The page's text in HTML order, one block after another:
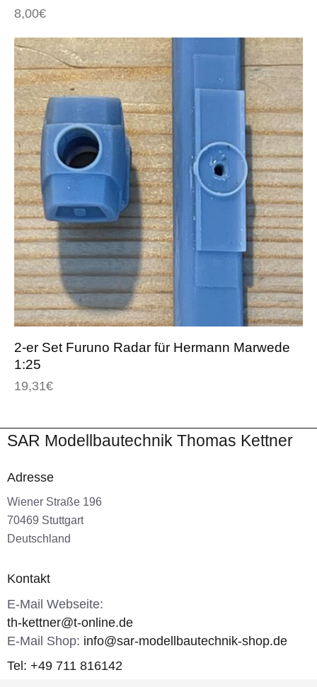
8,00€
2-er Set Furuno Radar für Hermann Marwede
1:25
19,31€
SAR Modellbautechnik Thomas Kettner
Adresse
Wiener Straße 196
70469 Stuttgart
Deutschland
Kontakt
E-Mail Webseite:
th-kettner@t-online.de
E-Mail Shop: info@sar-modellbautechnik-shop.de
Tel: +49 711 816142